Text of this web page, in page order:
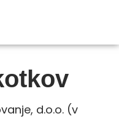
d.o.o. (v